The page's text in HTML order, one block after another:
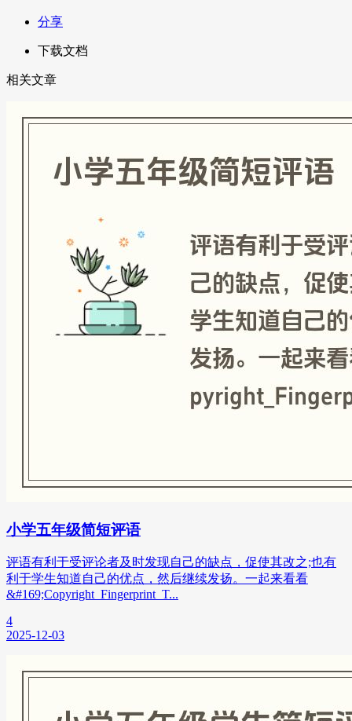
分享
下载文档
相关文章
小学五年级简短评语
评语有利于受评论者及时发现自己的缺点，促使其改之;也有
利于学生知道自己的优点，然后继续发扬。一起来看看
&#169;Copyright_Fingerprint_T...
4
2025-12-03